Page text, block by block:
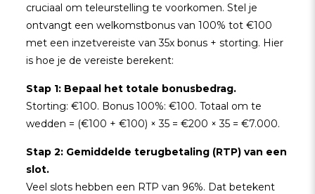
cruciaal om teleurstelling te voorkomen. Stel je
ontvangt een welkomstbonus van 100% tot €100
met een inzetvereiste van 35x bonus + storting. Hier
is hoe je de vereiste berekent:
Stap 1: Bepaal het totale bonusbedrag.
Storting: €100. Bonus 100%: €100. Totaal om te
wedden = (€100 + €100) × 35 = €200 × 35 = €7.000.
Stap 2: Gemiddelde terugbetaling (RTP) van een
slot.
Veel slots hebben een RTP van 96%. Dat betekent